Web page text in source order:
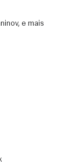
e mais